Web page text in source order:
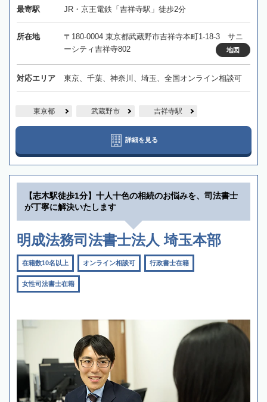
最寄駅 JR・京王電鉄「吉祥寺駅」徒歩2分
所在地
〒180-0004 東京都武蔵野市吉祥寺本町1-18-3 サニ
ーシティ吉祥寺802
地図
対応エリア 東京、千葉、神奈川、埼玉、全国オンライン相談可
東京都 武蔵野市 吉祥寺駅
詳細を見る
【志木駅徒歩1分】十人十色の相続のお悩みを、司法書士
が丁寧に解決いたします
明成法務司法書士法人 埼玉本部
在籍数10名以上 オンライン相談可 行政書士在籍
女性司法書士在籍